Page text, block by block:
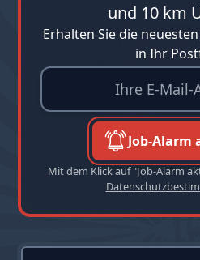
und 10 km
Erhalten Sie die
in Ihr
Job-Alarm
Mit dem Klick auf "Job-Alarm